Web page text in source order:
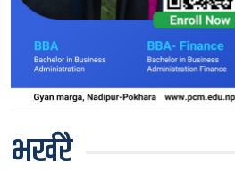
भर्खरै